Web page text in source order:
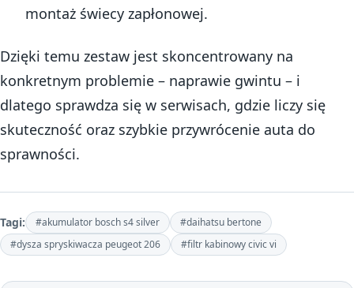
montaż świecy zapłonowej.
Dzięki temu zestaw jest skoncentrowany na
konkretnym problemie – naprawie gwintu – i
dlatego sprawdza się w serwisach, gdzie liczy się
skuteczność oraz szybkie przywrócenie auta do
sprawności.
Tagi: #akumulator bosch s4 silver
#daihatsu bertone
#dysza spryskiwacza peugeot 206
#filtr kabinowy civic vi